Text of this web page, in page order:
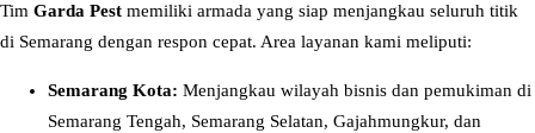
Tim Garda Pest memiliki armada yang siap menjangkau seluruh titik
di Semarang dengan respon cepat. Area layanan kami meliputi:
Semarang Kota: Menjangkau wilayah bisnis dan pemukiman di
Semarang Tengah, Semarang Selatan, Gajahmungkur, dan